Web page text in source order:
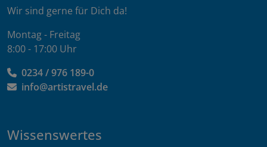
Wir sind gerne für Dich da!
Montag - Freitag
8:00 - 17:00 Uhr
0234 / 976 189-0
info@artistravel.de
Wissenswertes